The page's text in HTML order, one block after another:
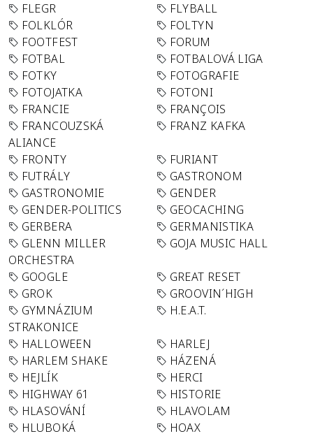
FLEGR
FLYBALL
FOLKLÓR
FOLTYN
FOOTFEST
FORUM
FOTBAL
FOTBALOVÁ LIGA
FOTKY
FOTOGRAFIE
FOTOJATKA
FOTONI
FRANCIE
FRANÇOIS
FRANCOUZSKÁ
ALIANCE
FRANZ KAFKA
FRONTY
FURIANT
FUTRÁLY
GASTRONOM
GASTRONOMIE
GENDER
GENDER-POLITICS
GEOCACHING
GERBERA
GERMANISTIKA
GLENN MILLER
ORCHESTRA
GOJA MUSIC HALL
GOOGLE
GREAT RESET
GROK
GROOVIN´HIGH
GYMNÁZIUM
STRAKONICE
H.E.A.T.
HALLOWEEN
HARLEJ
HARLEM SHAKE
HÁZENÁ
HEJLÍK
HERCI
HIGHWAY 61
HISTORIE
HLASOVÁNÍ
HLAVOLAM
HLUBOKÁ
HOAX